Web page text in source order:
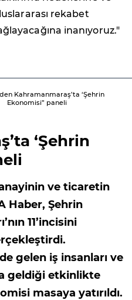
rekabet
inanıyoruz."
Kahramanmaraş’ta ‘Şehrin
Ekonomisi” paneli
‘Şehrin
ve ticaretin
Haber, Şehrin
11’incisini
gelen iş insanları ve
geldiği etkinlikte
masaya yatırıldı.